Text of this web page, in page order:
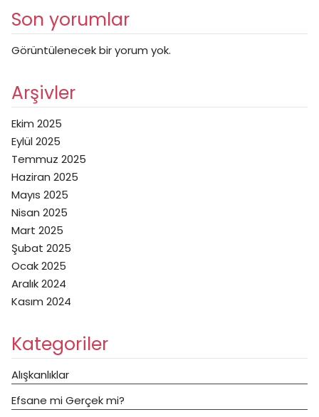
Son yorumlar
Görüntülenecek bir yorum yok.
Arşivler
Ekim 2025
Eylül 2025
Temmuz 2025
Haziran 2025
Mayıs 2025
Nisan 2025
Mart 2025
Şubat 2025
Ocak 2025
Aralık 2024
Kasım 2024
Kategoriler
Alışkanlıklar
Efsane mi Gerçek mi?